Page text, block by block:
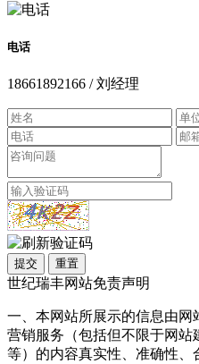
电话
18661892166 / 刘经理
提交 重置
世纪瑞丰网站免责声明
一、本网站所展示的信息由
营销服务（包括但不限于网
等）的内容真实性、准确性